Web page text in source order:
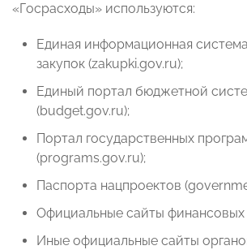
«Госрасходы» используются:
Единая информационная
закупок (zakupki.gov.ru);
Единый портал бюджетной
(budget.gov.ru);
Портал государственных
(programs.gov.ru);
Паспорта нацпроектов
Официальные сайты финансовых
Иные официальные сайты